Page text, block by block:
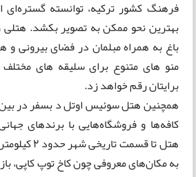
فرهنگ کشور ترکیه، توانسته گستره‌ای
بهترین نحو ممکن به تصویر بکشد. هتلی
باغ به همراه مبلمان در فضای بیرونی
منو های متنوع برای سلیقه های
برایتان رقم خواهد زد.
همچنین هتل سوئیس اوتل د بسفر در بین
کافه‌ها و فروشگاه‌هایی با برندهای
هتل تا قسمت
به مکان‌های معروفی چون کاخ توپ کاپی،